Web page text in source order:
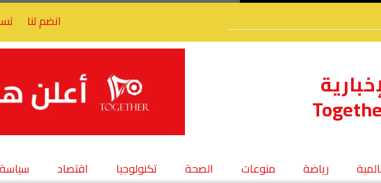
انضم لنا
رياضة منوعات الصحة تكنولوجيا اقتصاد سياسة